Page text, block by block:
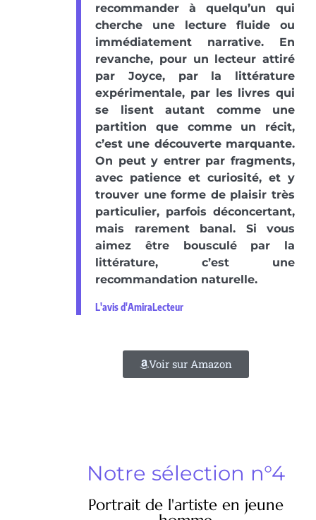
recommander à quelqu’un qui
cherche une lecture fluide ou
immédiatement narrative. En
revanche, pour un lecteur attiré
par Joyce, par la littérature
expérimentale, par les livres qui
se lisent autant comme une
partition que comme un récit,
c’est une découverte marquante.
On peut y entrer par fragments,
avec patience et curiosité, et y
trouver une forme de plaisir très
particulier, parfois déconcertant,
mais rarement banal. Si vous
aimez être bousculé par la
littérature, c’est une
recommandation naturelle.
L'avis d'AmiraLecteur
Voir sur Amazon
Notre sélection n°4
Portrait de l'artiste en jeune